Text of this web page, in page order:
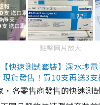
點擊圖片放大
快速測試套裝】深水埗
現貨發售！買10支再送3
，各零售商發售的快速測